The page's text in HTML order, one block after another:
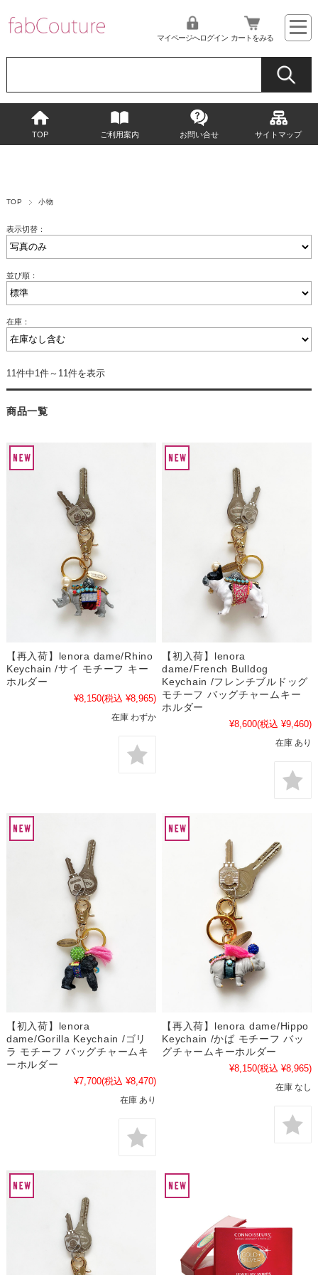
マイページへログイン カートをみる
TOP ご利用案内 お問い合せ サイトマップ
TOP 小物
表示切替：
並び順：
在庫：
11件中1件～11件を表示
商品一覧
【再入荷】lenora dame/Rhino
Keychain /サイ モチーフ キー
ホルダー
¥8,150(税込 ¥8,965)
在庫 わずか
【初入荷】lenora
dame/French Bulldog
Keychain /フレンチブルドッグ
モチーフ バッグチャームキー
ホルダー
¥8,600(税込 ¥9,460)
在庫 あり
【初入荷】lenora
dame/Gorilla Keychain /ゴリ
ラ モチーフ バッグチャームキ
ーホルダー
¥7,700(税込 ¥8,470)
在庫 あり
【再入荷】lenora dame/Hippo
Keychain /かば モチーフ バッ
グチャームキーホルダー
¥8,150(税込 ¥8,965)
在庫 なし